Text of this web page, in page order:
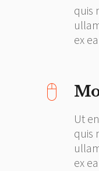
quis
ex
Ut
quis
ex